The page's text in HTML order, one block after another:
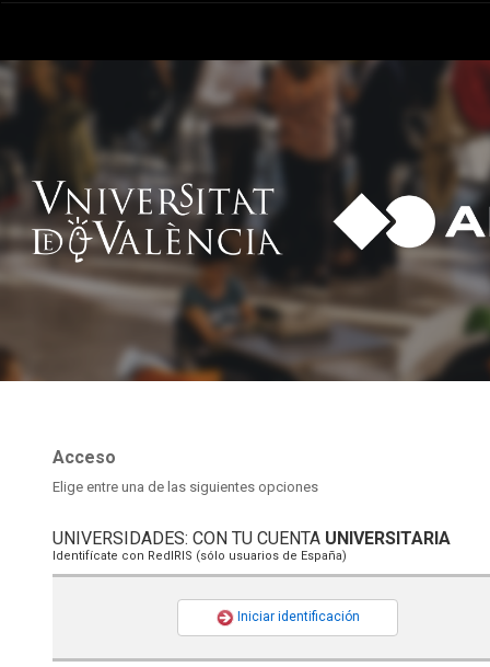
Acceso
Elige entre una de las siguientes opciones
UNIVERSIDADES: CON TU CUENTA UNIVERSITARIA
Identifícate con RedIRIS (sólo usuarios de España)
Iniciar identificación